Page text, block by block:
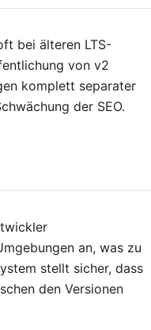
bei älteren LTS-
von v2
komplett separater
der SEO.
an, was zu
stellt sicher, dass
den Versionen